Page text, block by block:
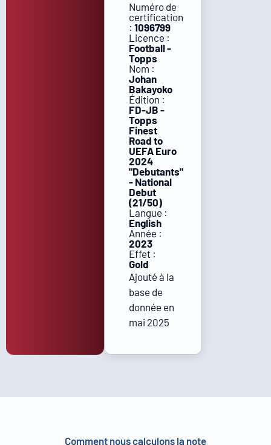
Numéro de
certification
: 1096799
Licence :
Football -
Topps
Nom :
Johan
Bakayoko
Édition :
FD-JB -
Topps
Finest
Road to
UEFA Euro
2024
"Debutants"
- National
Debut
(21/50)
Langue :
English
Année :
2023
Effet :
Gold
Ajouté à la
base de
donnée en
mai 2025
Comment nous calculons la note